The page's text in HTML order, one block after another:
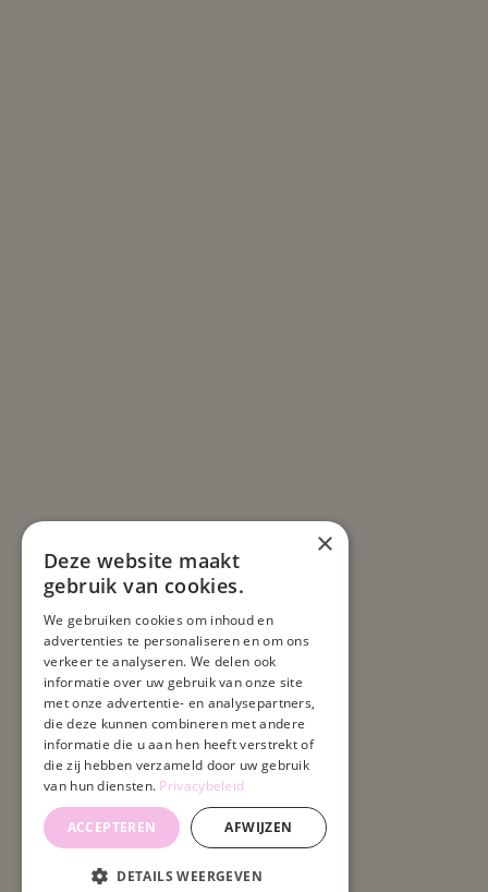
×
Deze website maakt
gebruik van cookies.
We gebruiken cookies om inhoud en
advertenties te personaliseren en om ons
verkeer te analyseren. We delen ook
informatie over uw gebruik van onze site
met onze advertentie- en analysepartners,
die deze kunnen combineren met andere
informatie die u aan hen heeft verstrekt of
die zij hebben verzameld door uw gebruik
van hun diensten. Privacybeleid
ACCEPTEREN AFWIJZEN
DETAILS WEERGEVEN